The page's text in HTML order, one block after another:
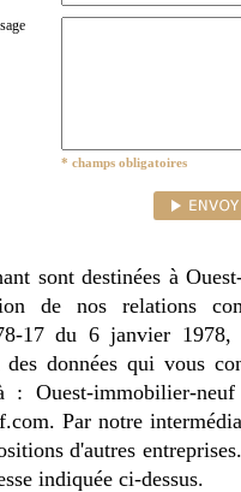
* champs obligatoires
sont destinées à
de nos relations
17 du 6 janvier 1978,
données qui vous
: Ouest-immobilier-
Par notre
d'autres
indiquée ci-dessus.